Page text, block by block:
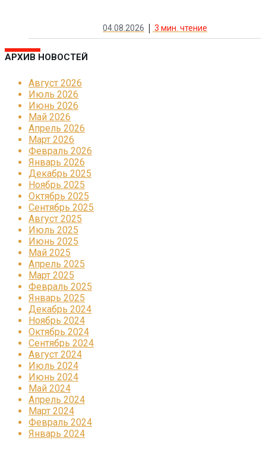
04.08.2026 3 мин. чтение
АРХИВ НОВОСТЕЙ
Август 2026
Июль 2026
Июнь 2026
Май 2026
Апрель 2026
Март 2026
Февраль 2026
Январь 2026
Декабрь 2025
Ноябрь 2025
Октябрь 2025
Сентябрь 2025
Август 2025
Июль 2025
Июнь 2025
Май 2025
Апрель 2025
Март 2025
Февраль 2025
Январь 2025
Декабрь 2024
Ноябрь 2024
Октябрь 2024
Сентябрь 2024
Август 2024
Июль 2024
Июнь 2024
Май 2024
Апрель 2024
Март 2024
Февраль 2024
Январь 2024